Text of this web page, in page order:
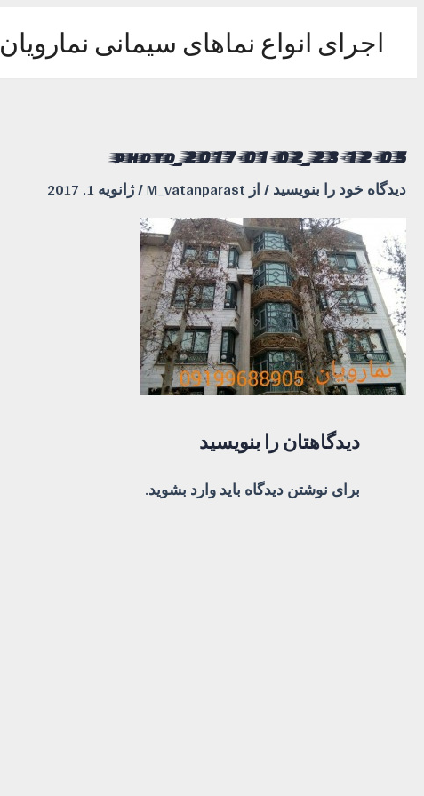
اجرای انواع نماهای سیمانی نمارویان
photo_2017-01-02_23-12-05
دیدگاه‌ خود را بنویسید/ ازM_vatanparast
/ژانویه 1, 2017
دیدگاهتان را بنویسید
برای نوشتن دیدگاه بایدوارد بشوید.